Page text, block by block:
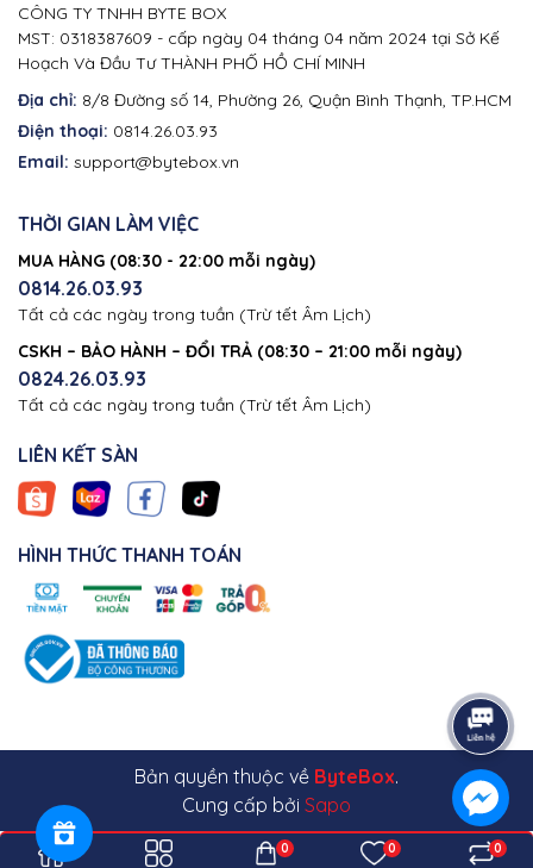
CÔNG TY TNHH BYTE BOX
MST: 0318387609 - cấp ngày 04 tháng 04 năm 2024 tại Sở Kế
Hoạch Và Đầu Tư THÀNH PHỐ HỒ CHÍ MINH
Địa chỉ: 8/8 Đường số 14, Phường 26, Quận Bình Thạnh, TP.HCM
Điện thoại: 0814.26.03.93
Email: support@bytebox.vn
THỜI GIAN LÀM VIỆC
MUA HÀNG (08:30 - 22:00 mỗi ngày)
0814.26.03.93
Tất cả các ngày trong tuần (Trừ tết Âm Lịch)
CSKH – BẢO HÀNH – ĐỔI TRẢ (08:30 – 21:00 mỗi ngày)
0824.26.03.93
Tất cả các ngày trong tuần (Trừ tết Âm Lịch)
LIÊN KẾT SÀN
HÌNH THỨC THANH TOÁN
Bản quyền thuộc về ByteBox.
Cung cấp bởi Sapo
0 0 0